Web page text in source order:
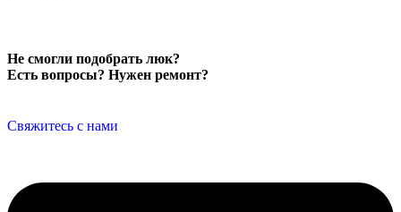
Не смогли подобрать люк?
Есть вопросы? Нужен ремонт?
Свяжитесь с нами